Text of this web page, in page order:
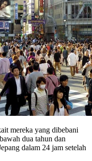
mereka yang dibebani
dua tahun dan
dalam 24 jam setelah